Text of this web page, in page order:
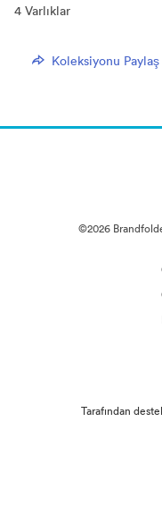
4 Varlıklar
Koleksiyonu Paylaş
©2026
Tarafından